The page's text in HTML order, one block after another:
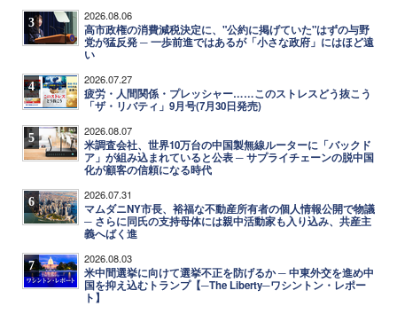
3 2026.08.06
高市政権の消費減税決定に、"公約に掲げていた"はずの与野
党が猛反発 ─ 一歩前進ではあるが「小さな政府」にはほど遠
い
4 2026.07.27
疲労・人間関係・プレッシャー……このストレスどう抜こう
「ザ・リバティ」9月号(7月30日発売)
5 2026.08.07
米調査会社、世界10万台の中国製無線ルーターに「バックド
ア」が組み込まれていると公表 ─ サプライチェーンの脱中国
化が顧客の信頼になる時代
6 2026.07.31
マムダニNY市長、裕福な不動産所有者の個人情報公開で物議
─ さらに同氏の支持母体には親中活動家も入り込み、共産主
義へばく進
7 2026.08.03
米中間選挙に向けて選挙不正を防げるか ─ 中東外交を進め中
国を抑え込むトランプ【─The Liberty─ワシントン・レポー
ト】